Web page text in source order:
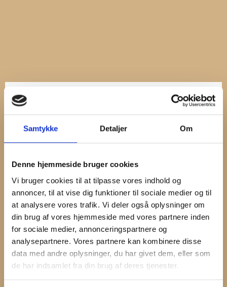
Samtykke Detaljer Om
Denne hjemmeside bruger cookies
Vi bruger cookies til at tilpasse vores indhold og
annoncer, til at vise dig funktioner til sociale medier og til
at analysere vores trafik. Vi deler også oplysninger om
din brug af vores hjemmeside med vores partnere inden
for sociale medier, annonceringspartnere og
analysepartnere. Vores partnere kan kombinere disse
data med andre oplysninger, du har givet dem, eller som
de har indsamlet fra din brug af deres tjenester.
UNDERVISNINGS-MATERIALER
HER FINDER DU ALLE VORES
UNDERVISNINGSMATERIALER